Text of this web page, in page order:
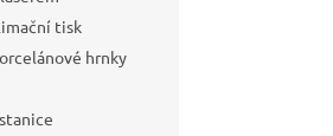
tisk
hrnky